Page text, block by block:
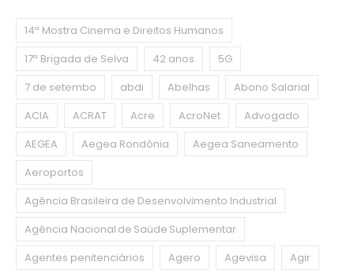
14ª Mostra Cinema e Direitos Humanos
17ª Brigada de Selva
42 anos
5G
7 de setembo
abdi Abelhas
Abono Salarial
ACIA
ACRAT Acre AcroNet
Advogado
AEGEA
Aegea Rondônia
Aegea Saneamento
Aeroportos
Agência Brasileira de Desenvolvimento Industrial
Agência Nacional de Saúde Suplementar
Agentes penitenciários
Agero Agevisa
Agir